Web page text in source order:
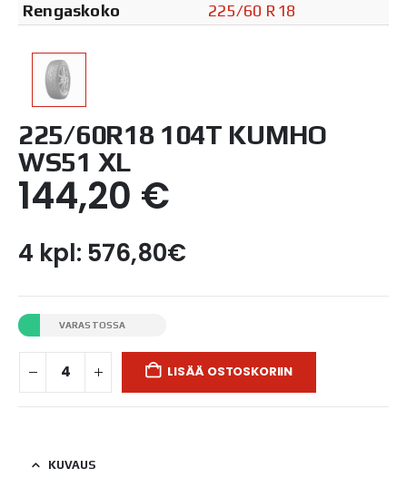
Rengaskoko
225/60 R18
225/60R18 104T KUMHO
WS51 XL
144,20 €
4 kpl: 576,80€
VARASTOSSA
LISÄÄ OSTOSKORIIN
KUVAUS